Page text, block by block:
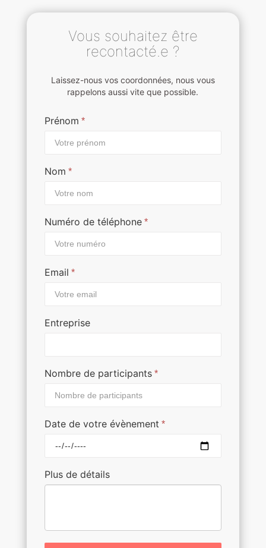
Vous souhaitez être
recontacté.e ?
Laissez-nous vos coordonnées, nous vous
rappelons aussi vite que possible.
Prénom *
Nom *
Numéro de téléphone *
Email *
Entreprise
Nombre de participants *
Date de votre évènement *
Plus de détails